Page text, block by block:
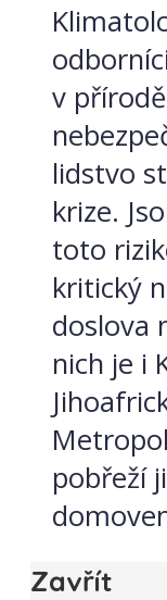
v
lidstvo
krize.
toto
kritický
doslova
nich je i
pobřeží
Zavřít